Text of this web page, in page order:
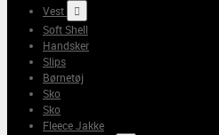
Vest

Soft Shell
Handsker
Slips
Børnetøj
Sko
Sko
Fleece Jakke